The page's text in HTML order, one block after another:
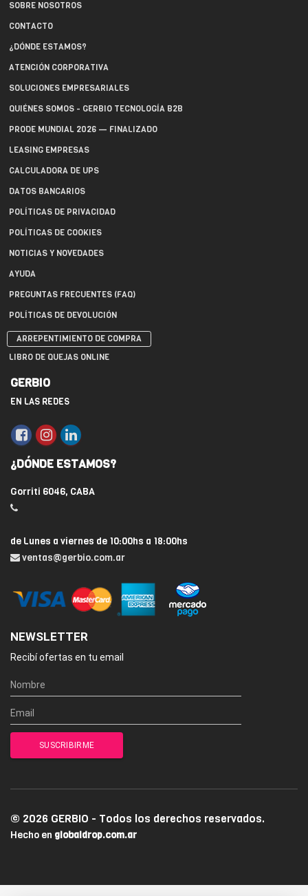
SOBRE NOSOTROS
CONTACTO
¿DÓNDE ESTAMOS?
ATENCIÓN CORPORATIVA
SOLUCIONES EMPRESARIALES
QUIÉNES SOMOS - GERBIO TECNOLOGÍA B2B
PRODE MUNDIAL 2026 — FINALIZADO
LEASING EMPRESAS
CALCULADORA DE UPS
DATOS BANCARIOS
POLÍTICAS DE PRIVACIDAD
POLÍTICAS DE COOKIES
NOTICIAS Y NOVEDADES
AYUDA
PREGUNTAS FRECUENTES (FAQ)
POLÍTICAS DE DEVOLUCIÓN
ARREPENTIMIENTO DE COMPRA
LIBRO DE QUEJAS ONLINE
GERBIO
EN LAS REDES
¿DÓNDE ESTAMOS?
Gorriti 6046, CABA
de Lunes a viernes de 10:00hs a 18:00hs
ventas@gerbio.com.ar
NEWSLETTER
Recibí ofertas en tu email
© 2026 GERBIO - Todos los derechos reservados.
Hecho en globaldrop.com.ar